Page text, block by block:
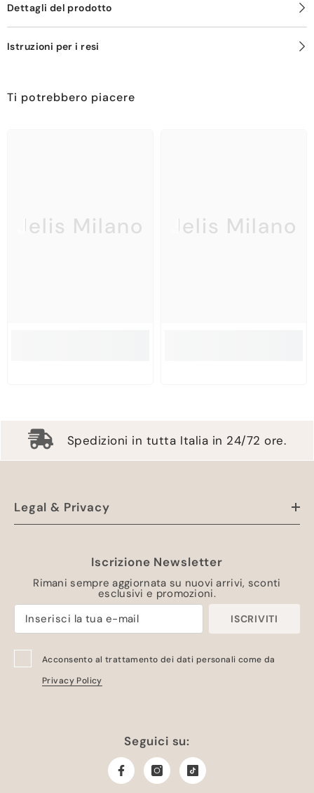
Dettagli del prodotto
Istruzioni per i resi
Ti potrebbero piacere
Jelis Milano Jelis Milano
Spedizioni in tutta Italia in 24/72 ore.
Legal & Privacy
Iscrizione Newsletter
Rimani sempre aggiornata su nuovi arrivi, sconti
esclusivi e promozioni.
ISCRIVITI
Acconsento al trattamento dei dati personali come da
Privacy Policy
Seguici su: